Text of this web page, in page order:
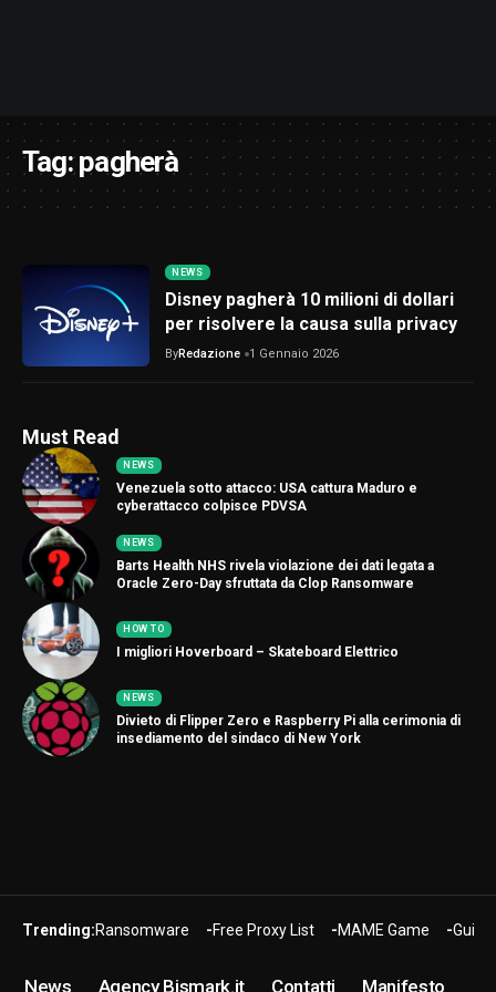
Tag:pagherà
NEWS
Disney pagherà 10 milioni di dollari
per risolvere la causa sulla privacy
ByRedazione 1 Gennaio 2026
Must Read
NEWS
Venezuela sotto attacco: USA cattura Maduro e
cyberattacco colpisce PDVSA
NEWS
Barts Health NHS rivela violazione dei dati legata a
Oracle Zero-Day sfruttata da Clop Ransomware
HOW TO
I migliori Hoverboard – Skateboard Elettrico
NEWS
Divieto di Flipper Zero e Raspberry Pi alla cerimonia di
insediamento del sindaco di New York
Trending:Ransomware Free Proxy List MAME Game Guide
News Agency Bismark.it Contatti Manifesto